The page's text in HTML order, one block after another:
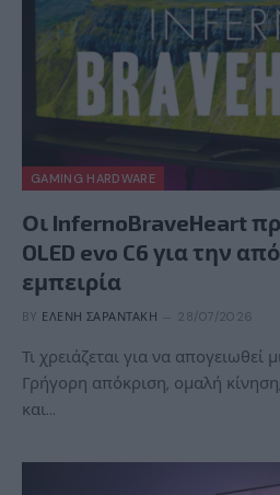
GAMING HARDWARE
Οι InfernoBraveHeart
OLED evo C6 για την
εμπειρία
BY ΕΛΈΝΗ ΣΑΡΑΝΤΆΚΗ 28/07/2026
Τι χρειάζεται για να απογειωθεί
Γρήγορη απόκριση, ομαλή
και…